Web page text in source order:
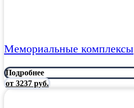
Мемориальные комплексы
Подробнее
от 3237 руб.